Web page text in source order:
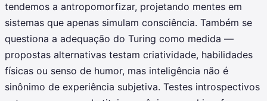
tendemos a antropomorfizar, projetando mentes em
sistemas que apenas simulam consciência. Também se
questiona a adequação do Turing como medida —
propostas alternativas testam criatividade, habilidades
físicas ou senso de humor, mas inteligência não é
sinônimo de experiência subjetiva. Testes introspectivos